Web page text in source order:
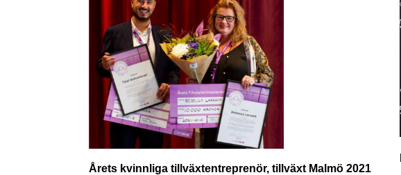
Årets kvinnliga tillväxtentreprenör, tillväxt Malmö 2021